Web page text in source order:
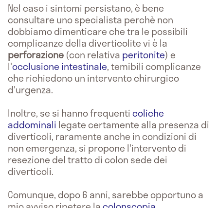
Nel caso i sintomi persistano, è bene
consultare uno specialista perchè non
dobbiamo dimenticare che tra le possibili
complicanze della diverticolite vi è la
perforazione (con relativa peritonite) e
l'occlusione intestinale, temibili complicanze
che richiedono un intervento chirurgico
d'urgenza.
Inoltre, se si hanno frequenticoliche
addominali legate certamente alla presenza di
diverticoli, raramente anche in condizioni di
non emergenza, si propone l'intervento di
resezione del tratto di colon sede dei
diverticoli.
Comunque, dopo 6 anni, sarebbe opportuno a